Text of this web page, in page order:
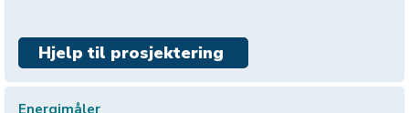
Hjelp til prosjektering
Energimåler